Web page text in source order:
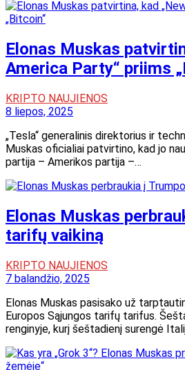
Elonas Muskas
America Party“ priims
KRIPTO NAUJIENOS
8 liepos, 2025
„Tesla“ generalinis direktorius ir
Muskas oficialiai patvirtino, kad jo
partija – Amerikos partija –…
Elonas Muskas
tarifų vaikiną
KRIPTO NAUJIENOS
7 balandžio, 2025
Elonas Muskas pasisako už
Europos Sąjungos tarifų tarifus.
renginyje, kurį šeštadienį surengė